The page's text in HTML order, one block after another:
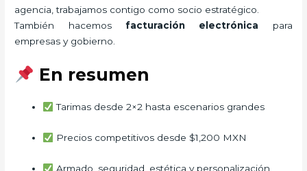
agencia, trabajamos contigo como socio estratégico.
También hacemos facturación electrónica para
empresas y gobierno.
En resumen
Tarimas desde 2×2 hasta escenarios grandes
Precios competitivos desde $1,200 MXN
Armado, seguridad, estética y personalización